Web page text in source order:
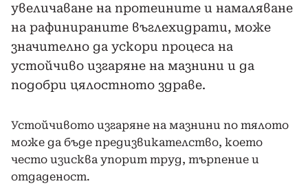
увеличаване на протеините и намаляване
на рафинираните въглехидрати, може
значително да ускори процеса на
устойчиво изгаряне на мазнини и да
подобри цялостното здраве.
Устойчивото изгаряне на мазнини по тялото
може да бъде предизвикателство, което
често изисква упорит труд, търпение и
отдаденост.